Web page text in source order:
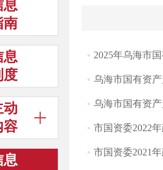
息
南
息
度
动
容
息
2025年乌海市
乌海市国有资
乌海市国有资
市国资委2022
市国资委2021